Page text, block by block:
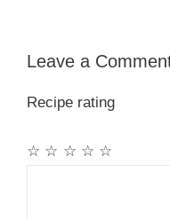
Leave a
Recipe rating
☆
☆
☆
☆
☆